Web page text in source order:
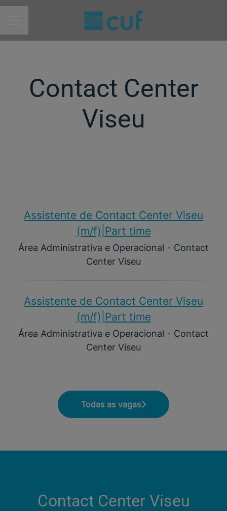
MENU DE CARREIRAS
Contact Center
Viseu
Assistente de Contact Center Viseu
(m/f)|Part time
Área Administrativa e Operacional · Contact
Center Viseu
Assistente de Contact Center Viseu
(m/f)|Part time
Área Administrativa e Operacional · Contact
Center Viseu
Todas as vagas
Contact Center Viseu